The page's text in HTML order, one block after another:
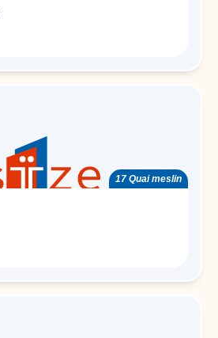
17 Quai meslin